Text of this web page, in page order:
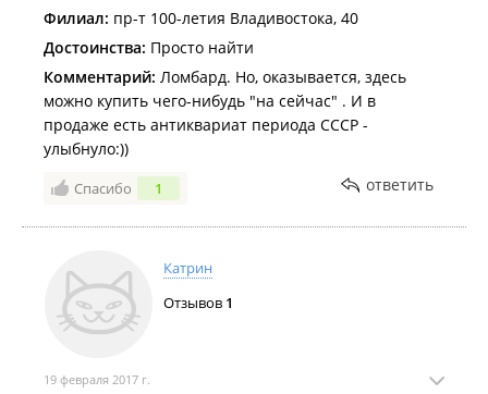
Филиал: пр-т 100-летия Владивостока, 40
Достоинства: Просто найти
Комментарий: Ломбард. Но, оказывается, здесь
можно купить чего-нибудь "на сейчас" . И в
продаже есть антиквариат периода СССР -
улыбнуло:))
Спасибо 1 ответить
Катрин
Отзывов 1
19 февраля 2017 г.